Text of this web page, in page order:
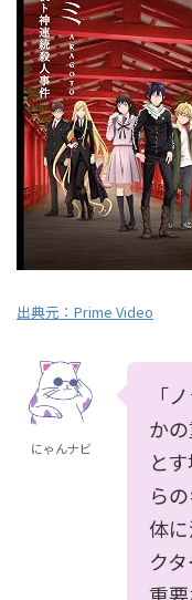
出典元：Prime Video
にゃんナビ
「
か
と
ら
体
ク